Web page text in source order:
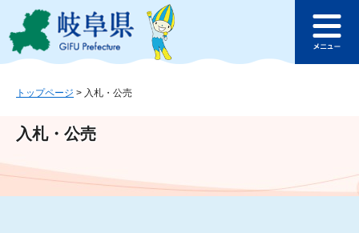
ジ
ュ
文
このページの本文へ
ュ
トップページ > 入札・公売
入札・公売